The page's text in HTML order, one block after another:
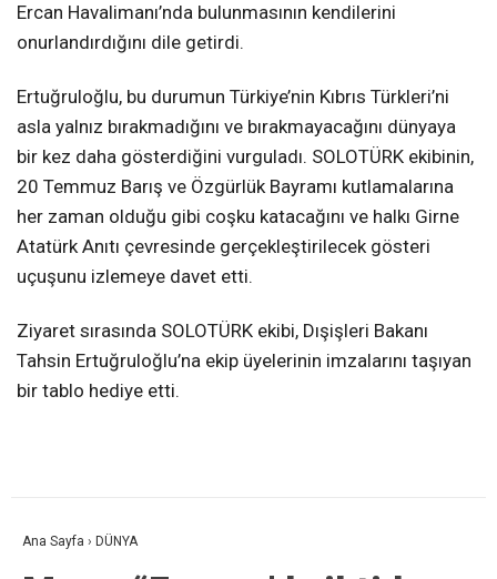
Ercan Havalimanı’nda bulunmasının kendilerini
onurlandırdığını dile getirdi.
Ertuğruloğlu, bu durumun Türkiye’nin Kıbrıs Türkleri’ni
asla yalnız bırakmadığını ve bırakmayacağını dünyaya
bir kez daha gösterdiğini vurguladı. SOLOTÜRK ekibinin,
20 Temmuz Barış ve Özgürlük Bayramı kutlamalarına
her zaman olduğu gibi coşku katacağını ve halkı Girne
Atatürk Anıtı çevresinde gerçekleştirilecek gösteri
uçuşunu izlemeye davet etti.
Ziyaret sırasında SOLOTÜRK ekibi, Dışişleri Bakanı
Tahsin Ertuğruloğlu’na ekip üyelerinin imzalarını taşıyan
bir tablo hediye etti.
Ana Sayfa › DÜNYA